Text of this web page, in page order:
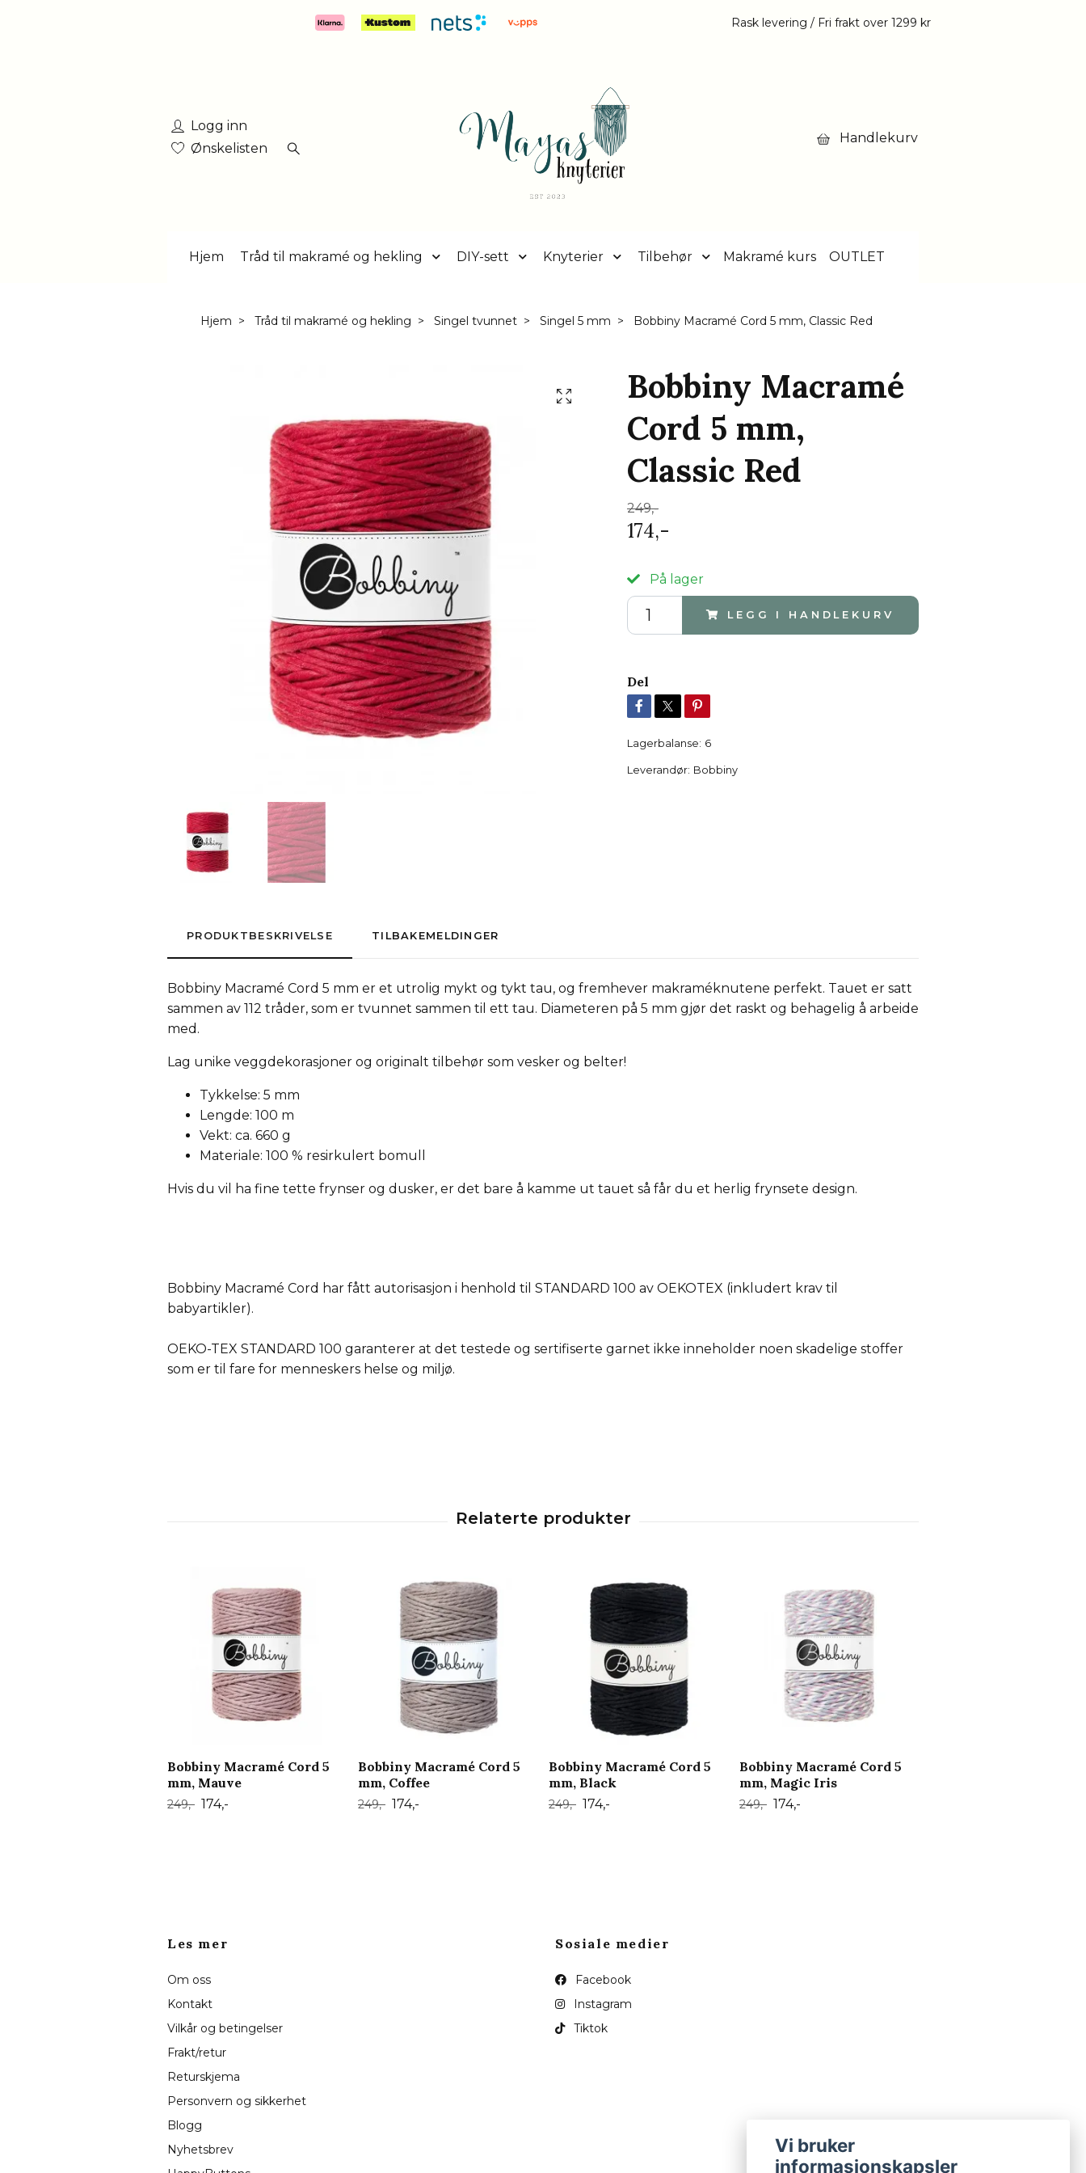
Rask levering / Fri frakt over 1299 kr
Logg inn
Ønskelisten
Handlekurv
Hjem Tråd til makramé og hekling DIY-sett Knyterier Tilbehør Makramé kurs OUTLET
Hjem Tråd til makramé og hekling Singel tvunnet Singel 5 mm Bobbiny Macramé Cord 5 mm, Classic Red
Bobbiny Macramé
Cord 5 mm,
Classic Red
249,-
174,-
På lager
LEGG I HANDLEKURV
Del
Lagerbalanse: 6
Leverandør: Bobbiny
PRODUKTBESKRIVELSE TILBAKEMELDINGER
Bobbiny Macramé Cord 5 mm er et utrolig mykt og tykt tau, og fremhever makraméknutene perfekt. Tauet er satt
sammen av 112 tråder, som er tvunnet sammen til ett tau. Diameteren på 5 mm gjør det raskt og behagelig å arbeide
med.
Lag unike veggdekorasjoner og originalt tilbehør som vesker og belter!
Tykkelse: 5 mm
Lengde: 100 m
Vekt: ca. 660 g
Materiale: 100 % resirkulert bomull
Hvis du vil ha fine tette frynser og dusker, er det bare å kamme ut tauet så får du et herlig frynsete design.
Bobbiny Macramé Cord har fått autorisasjon i henhold til STANDARD 100 av OEKOTEX (inkludert krav til
babyartikler).
OEKO-TEX STANDARD 100 garanterer at det testede og sertifiserte garnet ikke inneholder noen skadelige stoffer
som er til fare for menneskers helse og miljø.
Bobbiny Macramé Cord 5
mm, Mauve
249,- 174,-
Bobbiny Macramé Cord 5
mm, Coffee
249,- 174,-
Bobbiny Macramé Cord 5
mm, Black
249,- 174,-
Bobbiny Macramé Cord 5
mm, Magic Iris
249,- 174,-
Les mer
Om oss
Kontakt
Vilkår og betingelser
Frakt/retur
Returskjema
Personvern og sikkerhet
Blogg
Nyhetsbrev
Sosiale medier
Facebook
Instagram
Tiktok
Vi bruker
informasjonskapsler